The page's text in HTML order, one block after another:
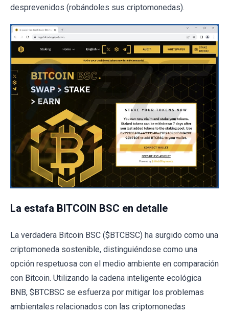
desprevenidos (robándoles sus criptomonedas).
La estafa BITCOIN BSC en detalle
La verdadera Bitcoin BSC ($BTCBSC) ha surgido como una
criptomoneda sostenible, distinguiéndose como una
opción respetuosa con el medio ambiente en comparación
con Bitcoin. Utilizando la cadena inteligente ecológica
BNB, $BTCBSC se esfuerza por mitigar los problemas
ambientales relacionados con las criptomonedas